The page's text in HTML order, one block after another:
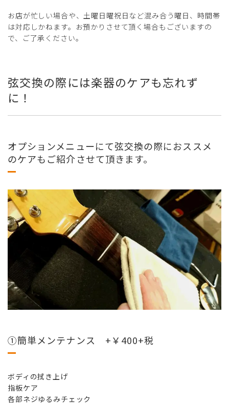
お店が忙しい場合や、土曜日曜祝日など混み合う曜日、時間帯
は対応しかねます。お預かりさせて頂く場合もございますの
で、ご了承ください。
弦交換の際には楽器のケアも忘れず
に！
オプションメニューにて弦交換の際におススメ
のケアもご紹介させて頂きます。
➀簡単メンテナンス +￥400+税
ボディの拭き上げ
指板ケア
各部ネジゆるみチェック